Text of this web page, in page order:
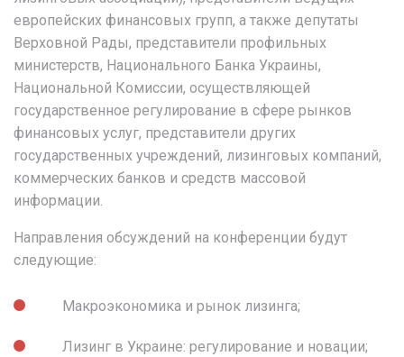
европейских финансовых групп, а также депутаты
Верховной Рады, представители профильных
министерств, Национального Банка Украины,
Национальной Комиссии, осуществляющей
государственное регулирование в сфере рынков
финансовых услуг, представители других
государственных учреждений, лизинговых компаний,
коммерческих банков и средств массовой
информации.
Направления обсуждений на конференции будут
следующие:
Макроэкономика и рынок лизинга;
Лизинг в Украине: регулирование и новации;